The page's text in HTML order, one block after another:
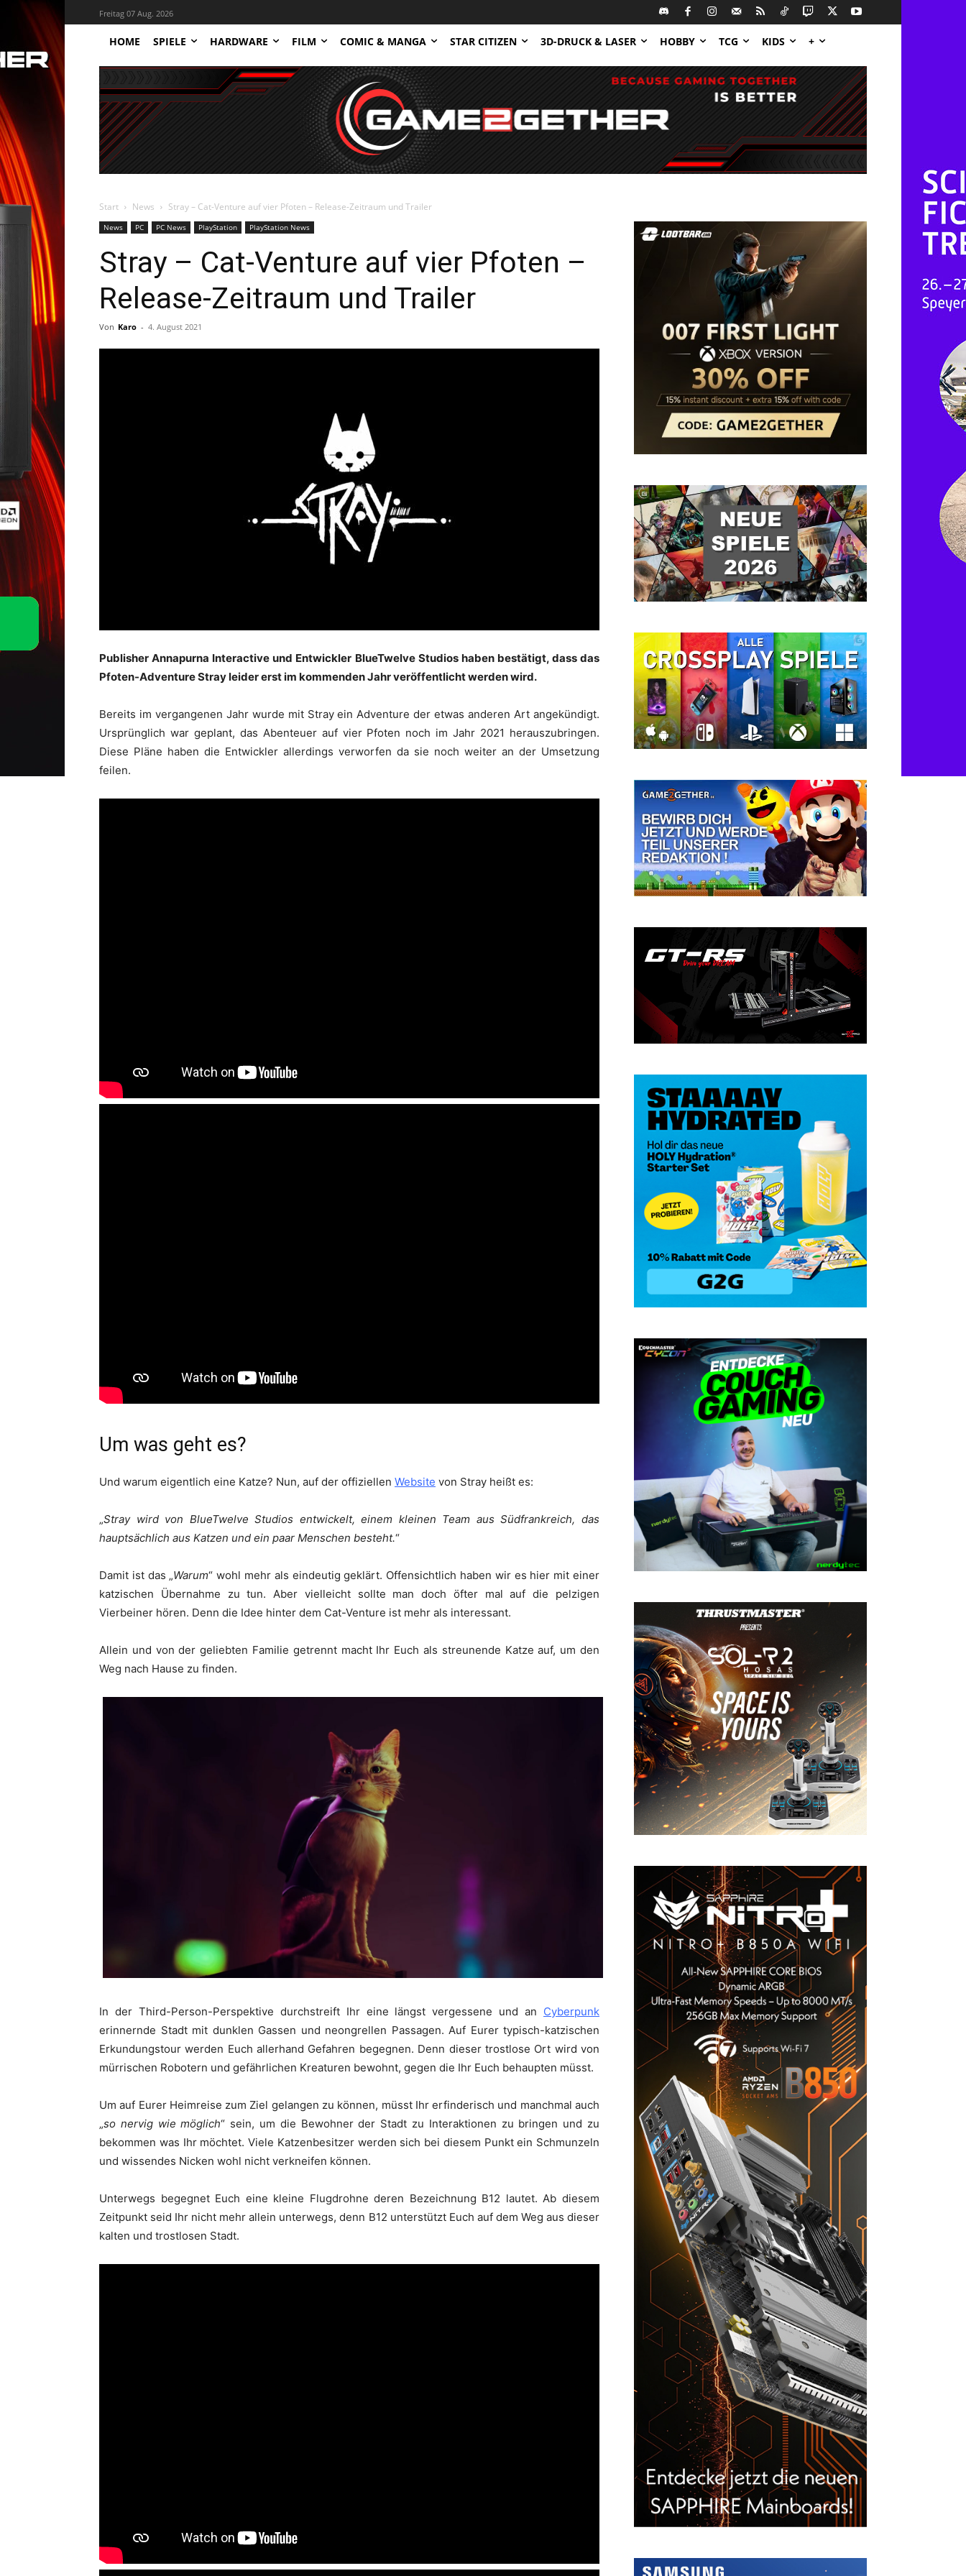
Freitag 07 Aug. 2026
HOME SPIELE HARDWARE FILM COMIC & MANGA STAR CITIZEN 3D-DRUCK & LASER HOBBY TCG KIDS +
Start News Stray – Cat-Venture auf vier Pfoten – Release-Zeitraum und Trailer
News PC PC News PlayStation PlayStation News
Stray – Cat-Venture auf vier Pfoten –
Release-Zeitraum und Trailer
Von Karo - 4. August 2021
Publisher Annapurna Interactive und Entwickler BlueTwelve Studios haben bestätigt, dass das
Pfoten-Adventure Stray leider erst im kommenden Jahr veröffentlicht werden wird.
Bereits im vergangenen Jahr wurde mit Stray ein Adventure der etwas anderen Art angekündigt.
Ursprünglich war geplant, das Abenteuer auf vier Pfoten noch im Jahr 2021 herauszubringen.
Diese Pläne haben die Entwickler allerdings verworfen da sie noch weiter an der Umsetzung
feilen.
Um was geht es?
Und warum eigentlich eine Katze? Nun, auf der offiziellen Website von Stray heißt es:
„Stray wird von BlueTwelve Studios entwickelt, einem kleinen Team aus Südfrankreich, das
hauptsächlich aus Katzen und ein paar Menschen besteht.“
Damit ist das „Warum“ wohl mehr als eindeutig geklärt. Offensichtlich haben wir es hier mit einer
katzischen Übernahme zu tun. Aber vielleicht sollte man doch öfter mal auf die pelzigen
Vierbeiner hören. Denn die Idee hinter dem Cat-Venture ist mehr als interessant.
Allein und von der geliebten Familie getrennt macht Ihr Euch als streunende Katze auf, um den
Weg nach Hause zu finden.
In der Third-Person-Perspektive durchstreift Ihr eine längst vergessene und an Cyberpunk
erinnernde Stadt mit dunklen Gassen und neongrellen Passagen. Auf Eurer typisch-katzischen
Erkundungstour werden Euch allerhand Gefahren begegnen. Denn dieser trostlose Ort wird von
mürrischen Robotern und gefährlichen Kreaturen bewohnt, gegen die Ihr Euch behaupten müsst.
Um auf Eurer Heimreise zum Ziel gelangen zu können, müsst Ihr erfinderisch und manchmal auch
„so nervig wie möglich“ sein, um die Bewohner der Stadt zu Interaktionen zu bringen und zu
bekommen was Ihr möchtet. Viele Katzenbesitzer werden sich bei diesem Punkt ein Schmunzeln
und wissendes Nicken wohl nicht verkneifen können.
Unterwegs begegnet Euch eine kleine Flugdrohne deren Bezeichnung B12 lautet. Ab diesem
Zeitpunkt seid Ihr nicht mehr allein unterwegs, denn B12 unterstützt Euch auf dem Weg aus dieser
kalten und trostlosen Stadt.